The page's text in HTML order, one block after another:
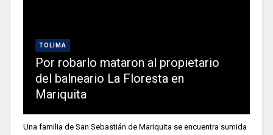
TOLIMA
Por robarlo mataron al propietario
del balneario La Floresta en
Mariquita
Una familia de San Sebastián de Mariquita se encuentra sumida